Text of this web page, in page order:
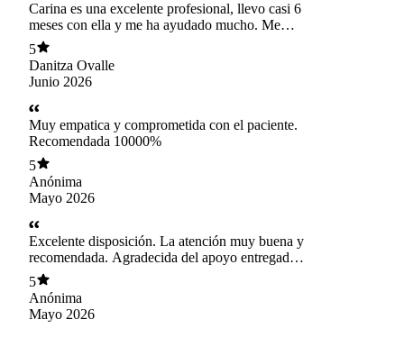
Carina es una excelente profesional, llevo casi 6
meses con ella y me ha ayudado mucho. Me
siento muy comoda con ella y le tengo mucha
confianza, puedo ser libre de decir lo que siento
sin sentirme juzgada, sino que comprendida y
escuchada. Además, tiene muy buena dispición
en acomodar la agenda.
5
Danitza Ovalle
Junio 2026
Muy empatica y comprometida con el paciente.
Recomendada 10000%
5
Anónima
Mayo 2026
Excelente disposición. La atención muy buena y
recomendada. Agradecida del apoyo entregado
en cada sesión, un gran ancla en medio de las
tormentas emocionales.
5
Anónima
Mayo 2026